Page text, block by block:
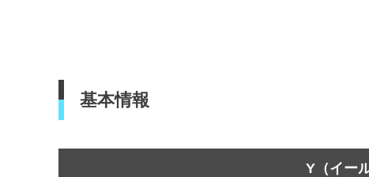
基本情報
Y（イー